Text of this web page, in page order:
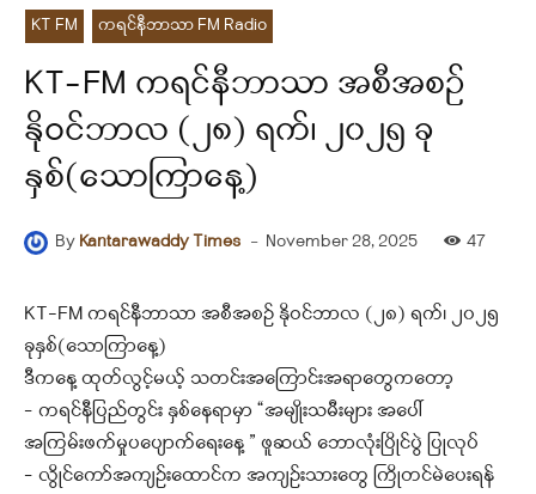
KT FM
ကရင်နီဘာသာ FM Radio
KT-FM ကရင်နီဘာသာ အစီအစဉ်
နိုဝင်ဘာလ (၂၈) ရက်၊ ၂၀၂၅ ခု
နှစ်(သောကြာနေ့)
By Kantarawaddy Times - November 28, 2025 47
KT-FM ကရင်နီဘာသာ အစီအစဉ် နိုဝင်ဘာလ (၂၈) ရက်၊ ၂၀၂၅
ခုနှစ်(သောကြာနေ့)
ဒီကနေ့ ထုတ်လွင့်မယ့် သတင်းအကြောင်းအရာတွေကတော့
– ကရင်နီပြည်တွင်း နှစ်နေရာမှာ “အမျိုးသမီးများ အပေါ်
အကြမ်းဖက်မှုပပျောက်ရေးနေ့ ” ဖူဆယ် ဘောလုံးပြိုင်ပွဲ ပြုလုပ်
– လွိုင်ကော်အကျဉ်းထောင်က အကျဉ်းသားတွေ ကြိုတင်မဲပေးရန်